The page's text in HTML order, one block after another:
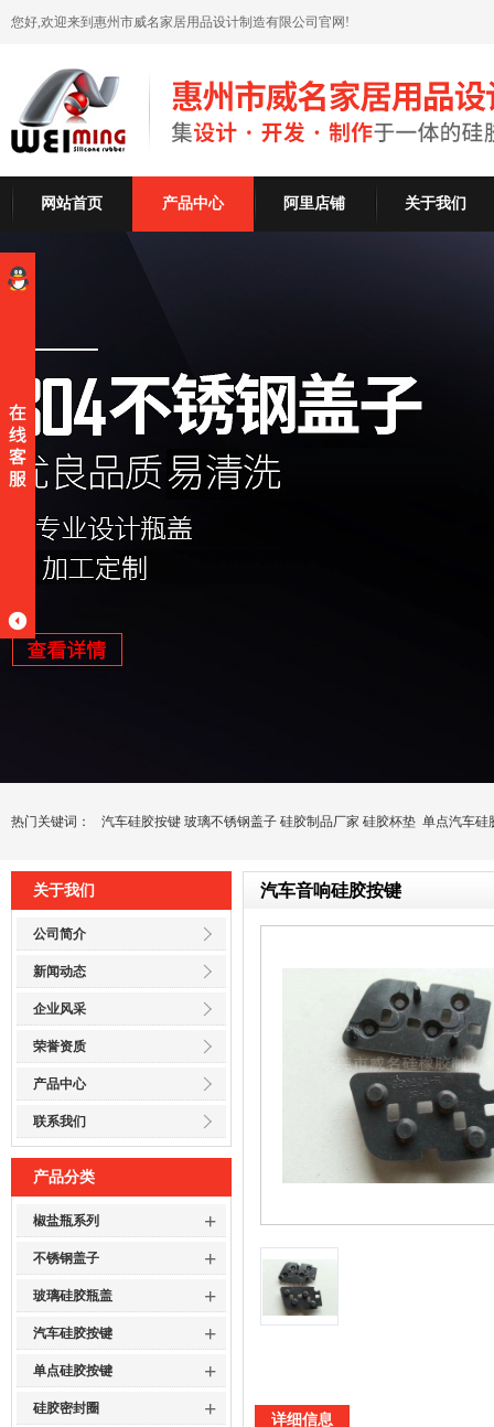
您好,欢迎来到惠州市威名家居用品设计制造有限公司官网!
网站首页 产品中心 阿里店铺 关于我们
热门关键词： 汽车硅胶按键 玻璃不锈钢盖子 硅胶制品厂家 硅胶杯垫 单点汽车硅
关于我们
公司简介
新闻动态
企业风采
荣誉资质
产品中心
联系我们
产品分类
椒盐瓶系列 +
不锈钢盖子 +
玻璃硅胶瓶盖 +
汽车硅胶按键 +
单点硅胶按键 +
硅胶密封圈 +
汽车音响硅胶按键
详细信息